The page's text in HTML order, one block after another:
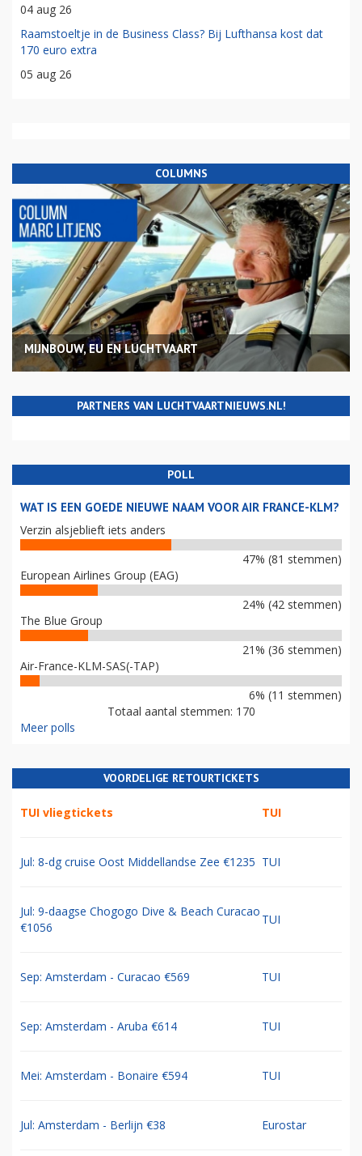
04 aug 26
Raamstoeltje in de Business Class? Bij Lufthansa kost dat
170 euro extra
05 aug 26
COLUMNS
MIJNBOUW, EU EN LUCHTVAART
PARTNERS VAN LUCHTVAARTNIEUWS.NL!
POLL
WAT IS EEN GOEDE NIEUWE NAAM VOOR AIR FRANCE-KLM?
Verzin alsjeblieft iets anders
47% (81 stemmen)
European Airlines Group (EAG)
24% (42 stemmen)
The Blue Group
21% (36 stemmen)
Air-France-KLM-SAS(-TAP)
6% (11 stemmen)
Totaal aantal stemmen: 170
Meer polls
VOORDELIGE RETOURTICKETS
TUI vliegtickets TUI
Jul: 8-dg cruise Oost Middellandse Zee €1235 TUI
Jul: 9-daagse Chogogo Dive & Beach Curacao
€1056
TUI
Sep: Amsterdam - Curacao €569 TUI
Sep: Amsterdam - Aruba €614 TUI
Mei: Amsterdam - Bonaire €594 TUI
Jul: Amsterdam - Berlijn €38 Eurostar